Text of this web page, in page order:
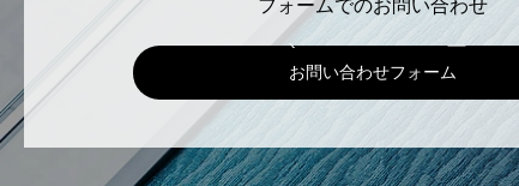
フォームでのお問い合わせ
お問い合わせフォーム